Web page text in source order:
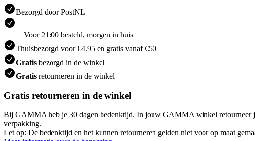
Bezorgd door PostNL
Voor 21:00 besteld, morgen in huis
Thuisbezorgd voor €4.95 en gratis vanaf €50
Gratis bezorgd in de winkel
Gratis retourneren in de winkel
Gratis retourneren in de winkel
Bij GAMMA heb je 30 dagen bedenktijd. In jouw GAMMA winkel retourneer
verpakking.
Let op: De bedenktijd en het kunnen retourneren gelden niet voor op maat